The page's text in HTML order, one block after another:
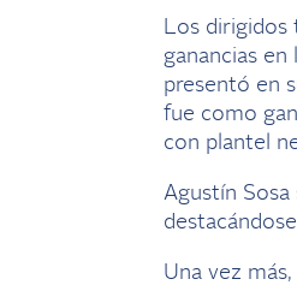
Los dirigidos
ganancias
presentó en
fue como
con plantel
Agustín
Una vez